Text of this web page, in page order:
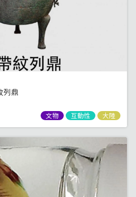
列鼎
文物 互動性 大陸